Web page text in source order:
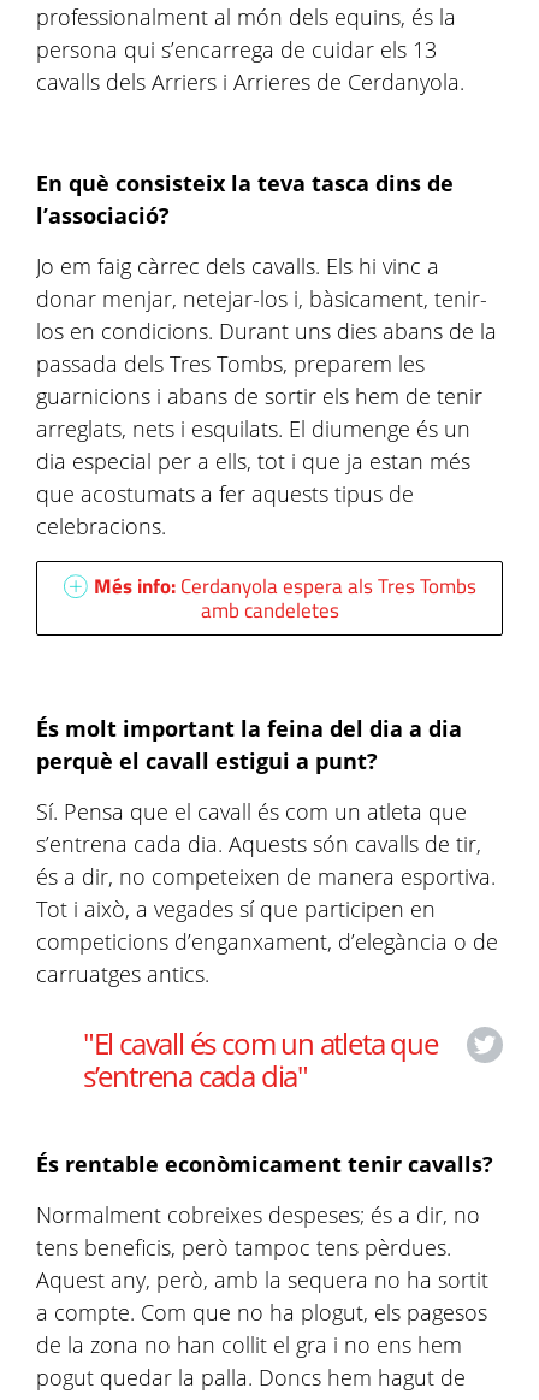
professionalment al món dels equins, és la
persona qui s’encarrega de cuidar els 13
cavalls dels Arriers i Arrieres de Cerdanyola.
En què consisteix la teva tasca dins de
l’associació?
Jo em faig càrrec dels cavalls. Els hi vinc a
donar menjar, netejar-los i, bàsicament, tenir-
los en condicions. Durant uns dies abans de la
passada dels Tres Tombs, preparem les
guarnicions i abans de sortir els hem de tenir
arreglats, nets i esquilats. El diumenge és un
dia especial per a ells, tot i que ja estan més
que acostumats a fer aquests tipus de
celebracions.
Més info:Cerdanyola espera als Tres Tombs
amb candeletes
És molt important la feina del dia a dia
perquè el cavall estigui a punt?
Sí. Pensa que el cavall és com un atleta que
s’entrena cada dia. Aquests són cavalls de tir,
és a dir, no competeixen de manera esportiva.
Tot i això, a vegades sí que participen en
competicions d’enganxament, d’elegància o de
carruatges antics.
"El cavall és com un atleta que
s’entrena cada dia"
És rentable econòmicament tenir cavalls?
Normalment cobreixes despeses; és a dir, no
tens beneficis, però tampoc tens pèrdues.
Aquest any, però, amb la sequera no ha sortit
a compte. Com que no ha plogut, els pagesos
de la zona no han collit el gra i no ens hem
pogut quedar la palla. Doncs hem hagut de